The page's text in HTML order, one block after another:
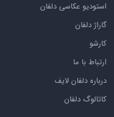
استودیو عکاسی دلفان
گاراژ دلفان
کارشو
ارتباط با ما
درباره دلفان لایف
کاتالوگ دلفان